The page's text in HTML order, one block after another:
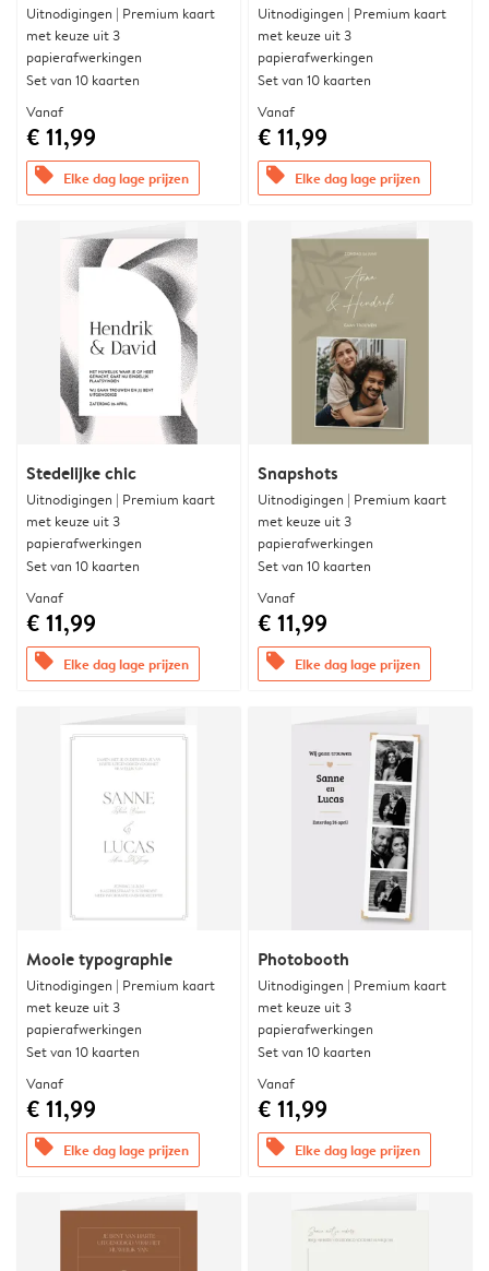
Uitnodigingen | Premium kaart
met keuze uit 3
papierafwerkingen
Set van 10 kaarten
Vanaf
€ 11,99
offers Elke dag lage prijzen
Uitnodigingen | Premium kaart
met keuze uit 3
papierafwerkingen
Set van 10 kaarten
Vanaf
€ 11,99
offers Elke dag lage prijzen
Stedelijke chic
Uitnodigingen | Premium kaart
met keuze uit 3
papierafwerkingen
Set van 10 kaarten
Vanaf
€ 11,99
offers Elke dag lage prijzen
Snapshots
Uitnodigingen | Premium kaart
met keuze uit 3
papierafwerkingen
Set van 10 kaarten
Vanaf
€ 11,99
offers Elke dag lage prijzen
Mooie typographie
Uitnodigingen | Premium kaart
met keuze uit 3
papierafwerkingen
Set van 10 kaarten
Vanaf
€ 11,99
offers Elke dag lage prijzen
Photobooth
Uitnodigingen | Premium kaart
met keuze uit 3
papierafwerkingen
Set van 10 kaarten
Vanaf
€ 11,99
offers Elke dag lage prijzen